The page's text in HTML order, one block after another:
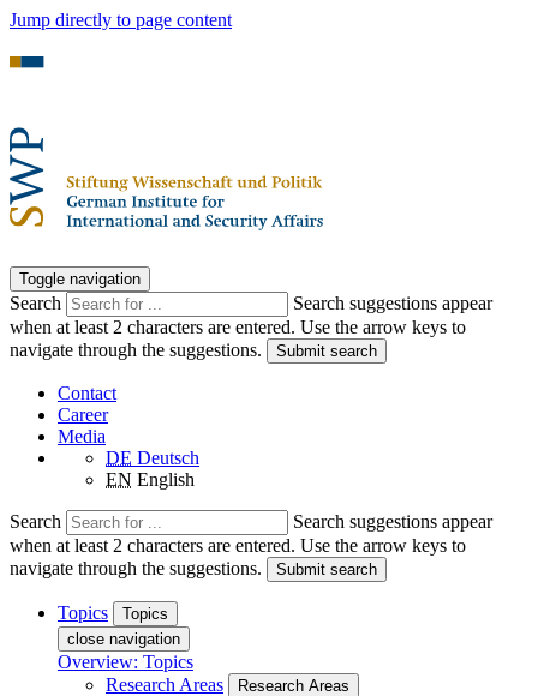
Jump directly to page content
Toggle navigation
Search
Search suggestions appear
when at least 2 characters are entered. Use the arrow keys to
navigate through the suggestions.
Submit search
Contact
Career
Media
DE Deutsch
EN English
Search
Search suggestions appear
when at least 2 characters are entered. Use the arrow keys to
navigate through the suggestions.
Submit search
Topics
Topics
close navigation
Overview: Topics
Research Areas
Research Areas